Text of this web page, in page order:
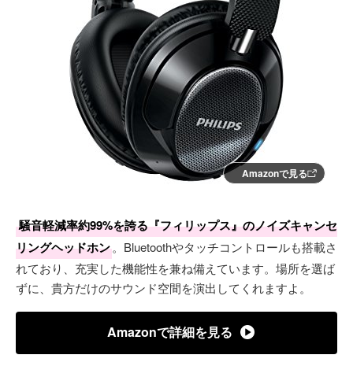
Amazonで見る
騒音軽減率約99%を誇る『フィリップス』のノイズキャンセ
リングヘッドホン。Bluetoothやタッチコントロールも搭載さ
れており、充実した機能性を兼ね備えています。場所を選ば
ずに、貴方だけのサウンド空間を演出してくれますよ。
Amazonで詳細を見る